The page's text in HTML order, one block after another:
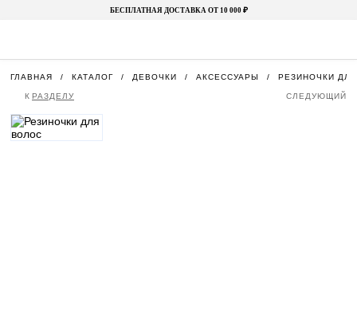
БЕСПЛАТНАЯ ДОСТАВКА ОТ 10 000 ₽
ГЛАВНАЯ КАТАЛОГ ДЕВОЧКИ АКСЕССУАРЫ РЕЗИНОЧКИ
К РАЗДЕЛУ СЛЕДУЮЩИЙ